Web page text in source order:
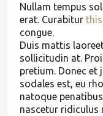
Nullam tempus
erat. Curabitur
congue.
Duis mattis
sollicitudin at.
pretium. Donec et
sodales est, eu
natoque
nascetur ridiculus